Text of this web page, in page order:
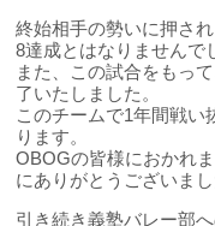
終始相手の勢いに押さ
8達成とはなりませんで
また、この試合をもっ
了いたしました。
このチームで1年間戦い
ります。
OBOGの皆様におかれ
にありがとうございまし
引き続き義塾バレー部